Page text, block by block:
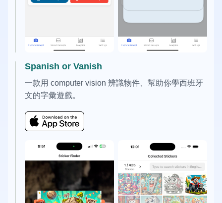
Spanish or Vanish
一款用 computer vision 辨識物件、幫助你學西班牙
文的字彙遊戲。